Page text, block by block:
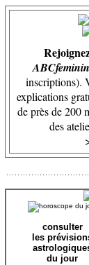
inscriptions).
explications
de près de 200
des
consulter
les
du jour